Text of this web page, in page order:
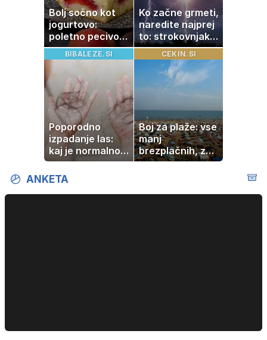
Bolj sočno kot
jogurtovo:
poletno pecivo,
ki vedno uspe
Ko začne grmeti,
naredite najprej
to: strokovnjaki
opozarjajo na
pogosto napako
BIBALEZE.SI
Poporodno
izpadanje las:
kaj je normalno
in kako si
pomagati
CEKIN.SI
Boj za plaže: vse
manj
brezplačnih, za
ležalnik in
ANKETA